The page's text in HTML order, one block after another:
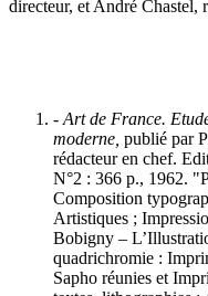
directeur, et André Chastel,
- Art de France.
moderne, publié par
rédacteur en chef.
N°2 : 366 p., 1962.
Composition
Artistiques ;
Bobigny –
quadrichromie :
Sapho réunies et